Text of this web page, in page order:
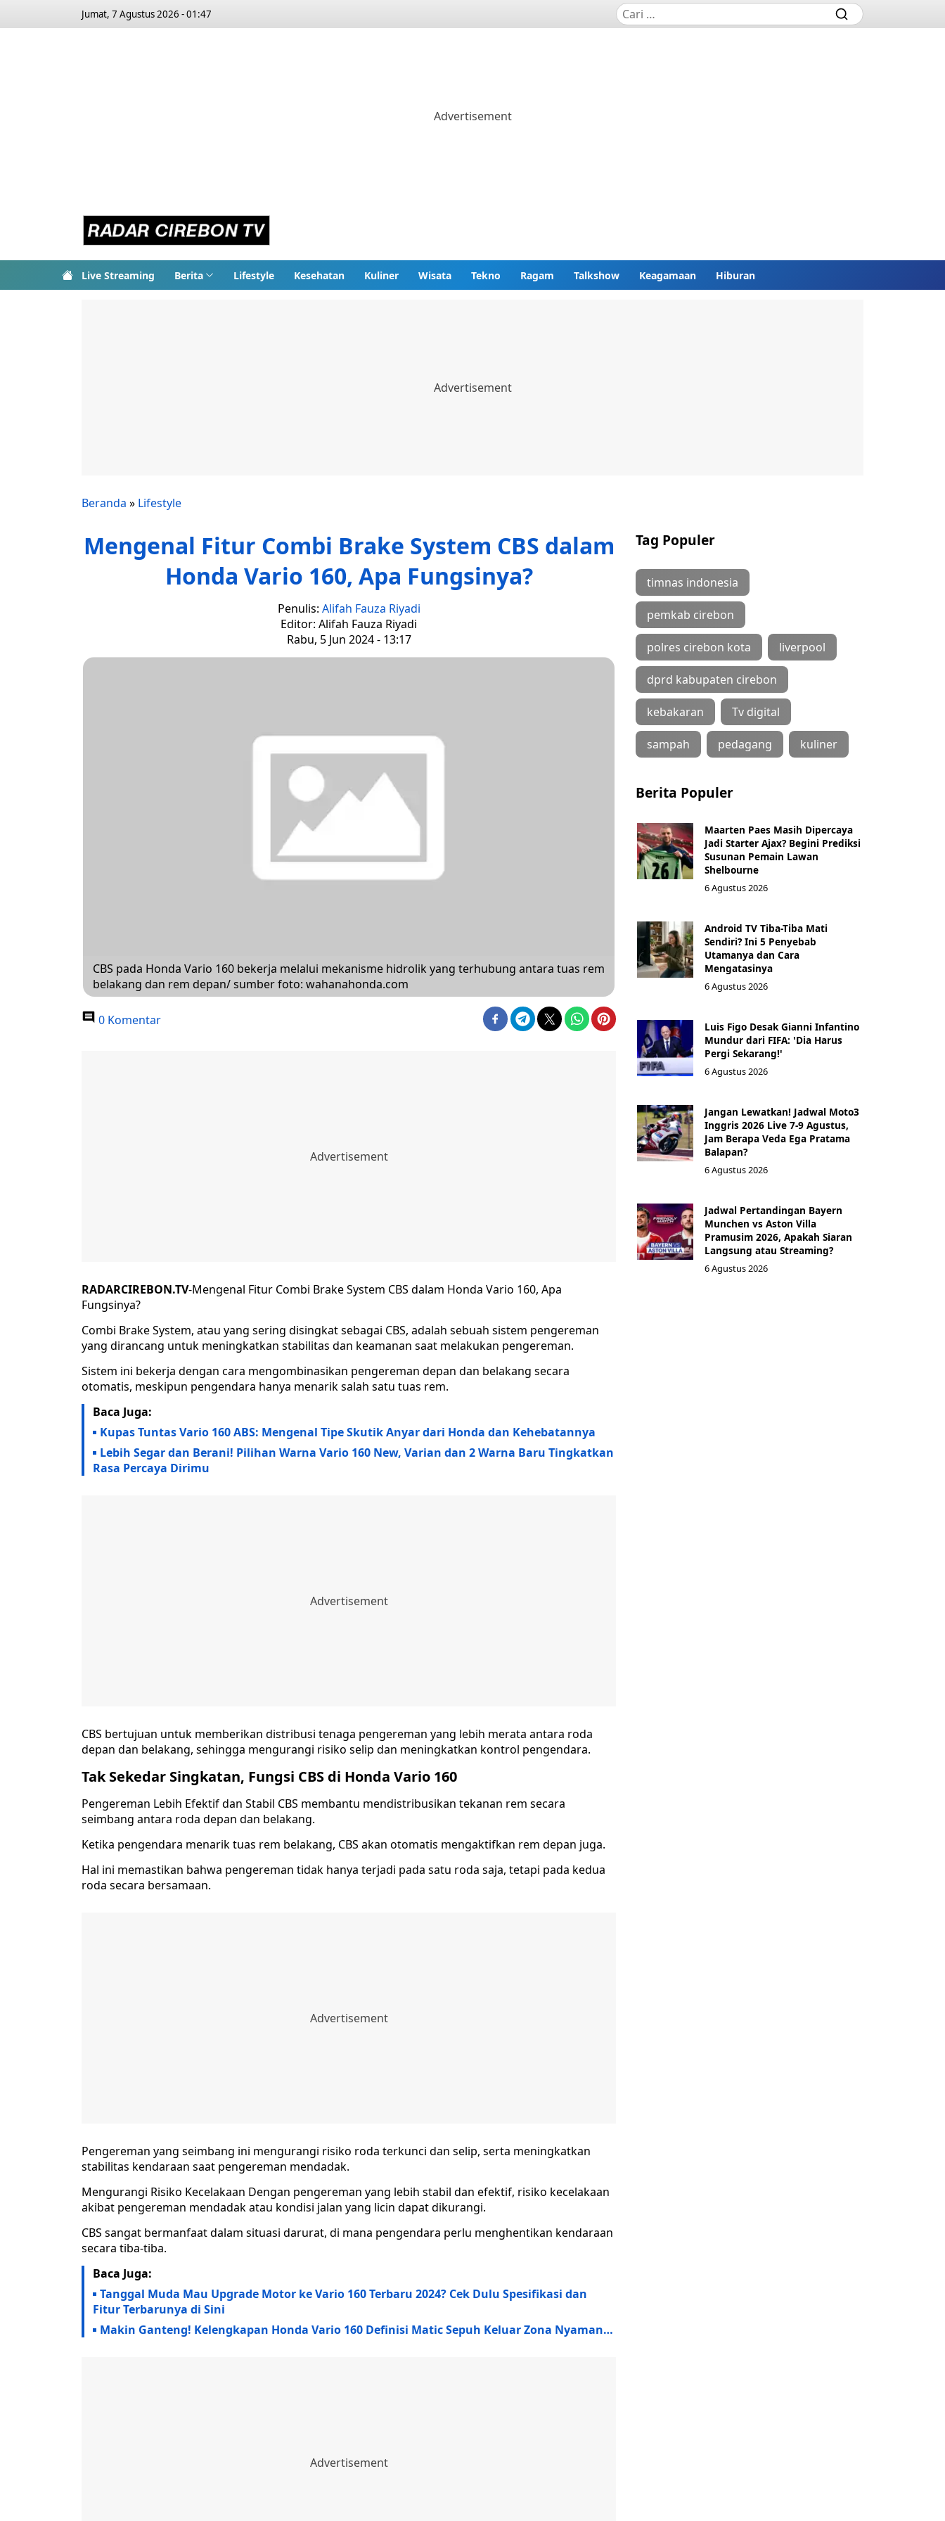
Jumat, 7 Agustus 2026 - 01:47
Live Streaming Berita Lifestyle Kesehatan Kuliner Wisata Tekno Ragam Talkshow Keagamaan Hiburan
Beranda » Lifestyle
Mengenal Fitur Combi Brake System CBS dalam
Honda Vario 160, Apa Fungsinya?
Penulis: Alifah Fauza Riyadi
Editor: Alifah Fauza Riyadi
Rabu, 5 Jun 2024 - 13:17
CBS pada Honda Vario 160 bekerja melalui mekanisme hidrolik yang terhubung antara tuas rem
belakang dan rem depan/ sumber foto: wahanahonda.com
0 Komentar
RADARCIREBON.TV-Mengenal Fitur Combi Brake System CBS dalam Honda Vario 160, Apa
Fungsinya?
Combi Brake System, atau yang sering disingkat sebagai CBS, adalah sebuah sistem pengereman
yang dirancang untuk meningkatkan stabilitas dan keamanan saat melakukan pengereman.
Sistem ini bekerja dengan cara mengombinasikan pengereman depan dan belakang secara
otomatis, meskipun pengendara hanya menarik salah satu tuas rem.
Baca Juga:
Kupas Tuntas Vario 160 ABS: Mengenal Tipe Skutik Anyar dari Honda dan Kehebatannya
Lebih Segar dan Berani! Pilihan Warna Vario 160 New, Varian dan 2 Warna Baru Tingkatkan
Rasa Percaya Dirimu
CBS bertujuan untuk memberikan distribusi tenaga pengereman yang lebih merata antara roda
depan dan belakang, sehingga mengurangi risiko selip dan meningkatkan kontrol pengendara.
Tak Sekedar Singkatan, Fungsi CBS di Honda Vario 160
Pengereman Lebih Efektif dan Stabil CBS membantu mendistribusikan tekanan rem secara
seimbang antara roda depan dan belakang.
Ketika pengendara menarik tuas rem belakang, CBS akan otomatis mengaktifkan rem depan juga.
Hal ini memastikan bahwa pengereman tidak hanya terjadi pada satu roda saja, tetapi pada kedua
roda secara bersamaan.
Pengereman yang seimbang ini mengurangi risiko roda terkunci dan selip, serta meningkatkan
stabilitas kendaraan saat pengereman mendadak.
Mengurangi Risiko Kecelakaan Dengan pengereman yang lebih stabil dan efektif, risiko kecelakaan
akibat pengereman mendadak atau kondisi jalan yang licin dapat dikurangi.
CBS sangat bermanfaat dalam situasi darurat, di mana pengendara perlu menghentikan kendaraan
secara tiba-tiba.
Baca Juga:
Tanggal Muda Mau Upgrade Motor ke Vario 160 Terbaru 2024? Cek Dulu Spesifikasi dan
Fitur Terbarunya di Sini
Makin Ganteng! Kelengkapan Honda Vario 160 Definisi Matic Sepuh Keluar Zona Nyaman…
Tag Populer
timnas indonesia
pemkab cirebon
polres cirebon kota liverpool
dprd kabupaten cirebon
kebakaran Tv digital
sampah pedagang kuliner
Berita Populer
Maarten Paes Masih Dipercaya
Jadi Starter Ajax? Begini Prediksi
Susunan Pemain Lawan
Shelbourne
6 Agustus 2026
Android TV Tiba-Tiba Mati
Sendiri? Ini 5 Penyebab
Utamanya dan Cara
Mengatasinya
6 Agustus 2026
Luis Figo Desak Gianni Infantino
Mundur dari FIFA: 'Dia Harus
Pergi Sekarang!'
6 Agustus 2026
Jangan Lewatkan! Jadwal Moto3
Inggris 2026 Live 7-9 Agustus,
Jam Berapa Veda Ega Pratama
Balapan?
6 Agustus 2026
Jadwal Pertandingan Bayern
Munchen vs Aston Villa
Pramusim 2026, Apakah Siaran
Langsung atau Streaming?
6 Agustus 2026